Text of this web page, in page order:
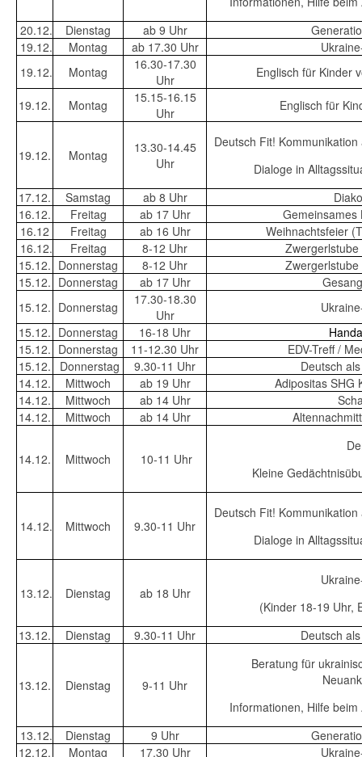
20.12.
Dienstag ab 9 Uhr
19.12.
Montag ab 17.30 Uhr
19.12.
Montag
16.30-17.30
Uhr
Englisch für Kinder
19.12. Montag
15.15-16.15
Uhr
Englisch für
19.12. Montag
13.30-14.45
Uhr
Deutsch Fit!
Dialoge in
17.12.
Samstag ab 8 Uhr
16.12.
Freitag ab 17 Uhr
Gemeinsames
16.12
Freitag ab 16 Uhr
Weihnachtsfeier
16.12.
Freitag 8-12 Uhr
15.12. Donnerstag 8-12 Uhr
15.12. Donnerstag ab 17 Uhr
15.12. Donnerstag
17.30-18.30
Uhr
15.12. Donnerstag 16-18 Uhr
15.12. Donnerstag 11-12.30 Uhr
EDV-Treff /
15.12.
Donnerstag 9.30-11 Uhr
Deutsch
14.12.
Mittwoch ab 19 Uhr
Adipositas SHG
14.12.
Mittwoch ab 14 Uhr
14.12.
Mittwoch ab 14 Uhr
14.12. Mittwoch 10-11 Uhr
Kleine
14.12. Mittwoch 9.30-11 Uhr
Deutsch Fit!
Dialoge in
13.12. Dienstag ab 18 Uhr
(Kinder 18-19 Uhr,
13.12.
Dienstag 9.30-11 Uhr Deutsch
13.12. Dienstag 9-11 Uhr
Beratung für
Informationen, Hilfe
13.12.
Dienstag 9 Uhr
12.12.
Montag 17.30 Uhr